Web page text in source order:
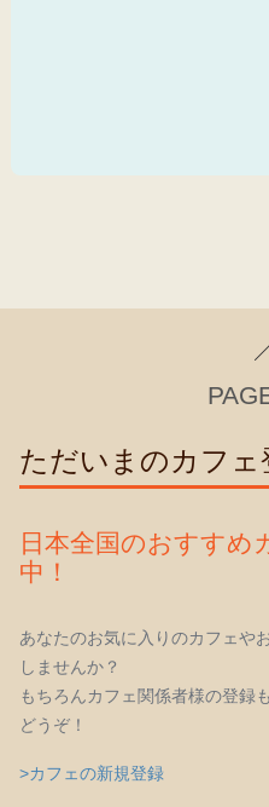
ただいまのカフェ
日本全国のおすすめ
中！
あなたのお気に入りのカフェや
しませんか？
もちろんカフェ関係者様の登録
どうぞ！
>カフェの新規登録